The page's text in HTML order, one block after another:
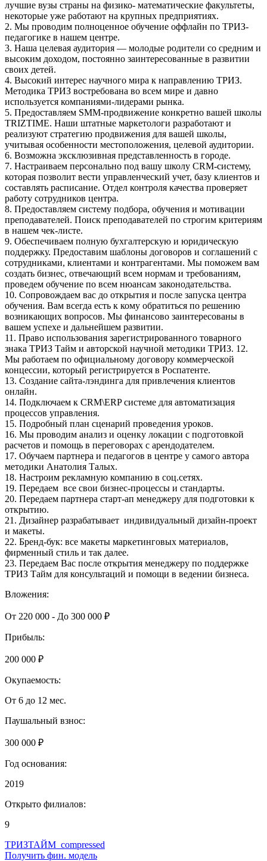
лучшие вузы страны на физико- математические факультеты,
некоторые уже работают на крупных предприятиях.
2. Мы проводим полноценное обучение оффлайн по ТРИЗ-
педагогике в нашем центре.
3. Наша целевая аудитория — молодые родители со средним и
высоким доходом, постоянно заинтересованные в развитии
своих детей.
4. Высокий интерес научного мира к направлению ТРИЗ.
Методика ТРИЗ востребована во всем мире и давно
используется компаниями-лидерами рынка.
5. Предоставляем SMM-продвижение конкретно вашей школы
TRIZTIME. Наши штатные маркетологи разработают и
реализуют стратегию продвижения для вашей школы,
учитывая особенности местоположения, целевой аудитории.
6. Возможна эксклюзивная представленность в городе.
7. Настраиваем персонально под вашу школу CRM-систему,
которая позволит вести управленческий учет, базу клиентов и
составлять расписание. Отдел контроля качества проверяет
работу сотрудников центра.
8. Предоставляем систему подбора, обучения и мотивации
преподавателей. Поиск преподавателей по строгим критериям
в нашем чек-листе.
9. Обеспечиваем полную бухгалтерскую и юридическую
поддержку. Предоставим шаблоны договоров и соглашений с
сотрудниками, клиентами и контрагентами. Мы поможем вам
создать бизнес, отвечающий всем нормам и требованиям,
проведем обучение по всем нюансам законодательства.
10. Сопровождаем вас до открытия и после запуска центра
обучения. Вам всегда есть к кому обратиться по решению
возникающих вопросов. Мы финансово заинтересованы в
вашем успехе и дальнейшем развитии.
11. Право использования зарегистрированного товарного
знака ТРИЗ Тайм и авторской научной методики ТРИЗ. 12.
Мы работаем по официальному договору коммерческой
концессии, который регистрируется в Роспатенте.
13. Создание сайта-лэндинга для привлечения клиентов
онлайн.
14. Подключаем к СRM\ERP системе для автоматизация
процессов управления.
15. Подробный план сценарий проведения уроков.
16. Мы проводим анализ и оценку локации с подготовкой
расчетов и помощь в переговорах с арендодателем.
17. Обучаем партнера и педагогов в центре у самого автора
методики Анатолия Талых.
18. Настроим рекламную компанию в соц.сетях.
19. Передаем все свои бизнес-процессы и стандарты.
20. Передаем партнера старт-ап менеджеру для подготовки к
открытию.
21. Дизайнер разрабатывает индивидуальный дизайн-проект
и макеты.
22. Бренд-бук: все макеты маркетинговых материалов,
фирменный стиль и так далее.
23. Передаем Вас после открытия менеджеру по поддержке
ТРИЗ Тайм для консультаций и помощи в ведении бизнеса.
Вложения:
От 220 000 - До 300 000 ₽
Прибыль:
200 000 ₽
Окупаемость:
От 6 до 12 мес.
Паушальный взнос:
300 000 ₽
Год основания:
2019
Открыто филиалов:
9
ТРИЗТАЙМ_compressed
Получить фин. модель